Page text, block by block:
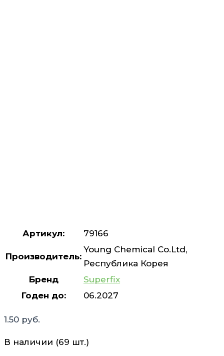
Артикул: 79166
Производитель:
Young Chemical Co.Ltd,
Республика Корея
Бренд
Superfix
Годен до:
06.2027
1.50 руб.
В наличии (69 шт.)